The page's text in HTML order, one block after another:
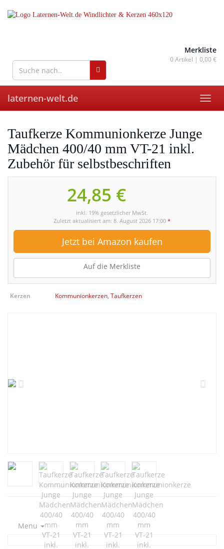
Merkliste
0Artikel | 0,00 €
laternen-welt.de
Taufkerze Kommunionkerze Junge
Mädchen 400/40 mm VT-21 inkl.
Zubehör für selbstbeschriften
24,85 €
inkl. 19% gesetzlicher MwSt.
Zuletzt aktualisiert am: 8. August 2026 17:00 *
Jetzt bei Amazon kaufen
Auf die Merkliste
Kerzen Kommunionkerzen, Taufkerzen
Menu